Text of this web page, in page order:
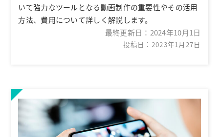
いて強力なツールとなる動画制作の重要性やその活用
方法、費用について詳しく解説します。
最終更新日： 2024年10月1日
投稿日：2023年1月27日